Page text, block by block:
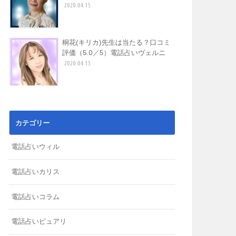
2020.04.15
桐花(キリカ)先生は当たる？口コミ
評価（5.0／5）電話占いヴェルニ
2020.04.15
カテゴリー
電話占いウィル
電話占いカリス
電話占いコラム
電話占いピュアリ